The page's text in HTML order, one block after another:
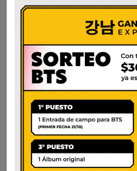
FRUIT B ANANA
SLICE SODA
3.500
AÑADIR AL CARRITO